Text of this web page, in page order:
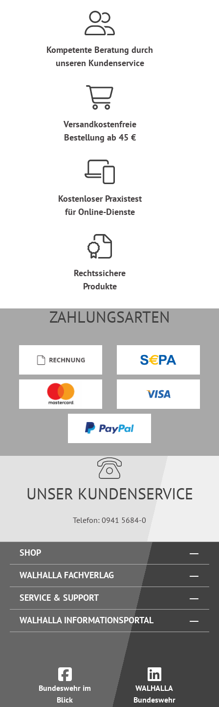
Kompetente Beratung durch
unseren Kundenservice
Versandkostenfreie
Bestellung ab 45 €
Kostenloser Praxistest
für Online-Dienste
Rechtssichere
Produkte
ZAHLUNGSARTEN
UNSER KUNDENSERVICE
Telefon: 0941 5684-0
SHOP
WALHALLA FACHVERLAG
SERVICE & SUPPORT
WALHALLA INFORMATIONSPORTAL
Bundeswehr im
Blick
WALHALLA
Bundeswehr